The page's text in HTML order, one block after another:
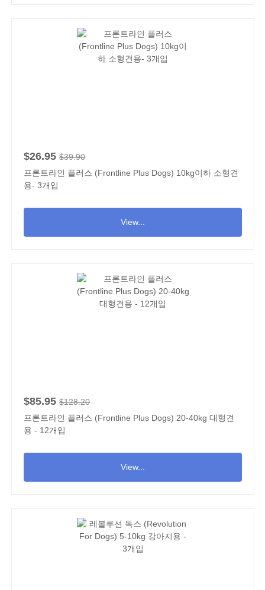
$26.95 $39.90
프론트라인 플러스 (Frontline Plus Dogs) 10kg이하 소형견
용- 3개입
View...
$85.95 $128.20
프론트라인 플러스 (Frontline Plus Dogs) 20-40kg 대형견
용 - 12개입
View...